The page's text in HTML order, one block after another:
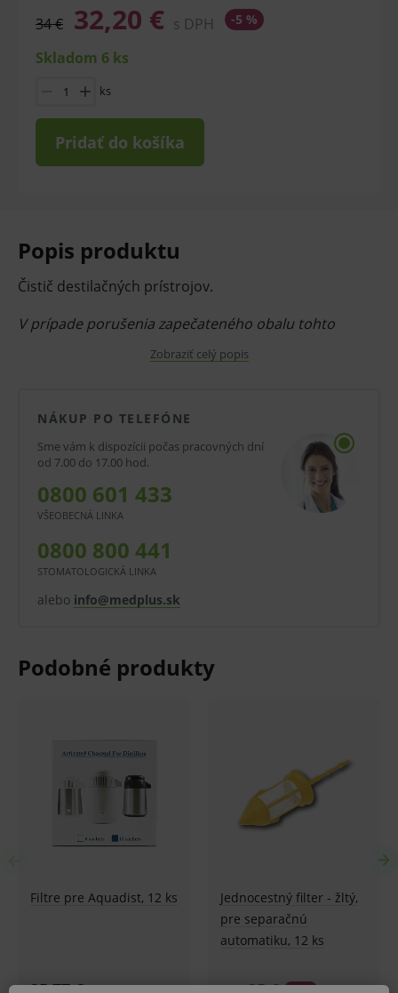
34 € 32,20 € s DPH -5 %
Skladom 6 ks
ks
Pridať do košíka
Popis produktu
Čistič destilačných prístrojov.
V prípade porušenia zapečateného obalu tohto
tovaru nie je z dôvodu ochrany zdravia alebo
Zobraziť celý popis
NÁKUP PO TELEFÓNE
Sme vám k dispozícii počas pracovných dní
od 7.00 do 17.00 hod.
0800 601 433
VŠEOBECNÁ LINKA
0800 800 441
STOMATOLOGICKÁ LINKA
alebo info@medplus.sk